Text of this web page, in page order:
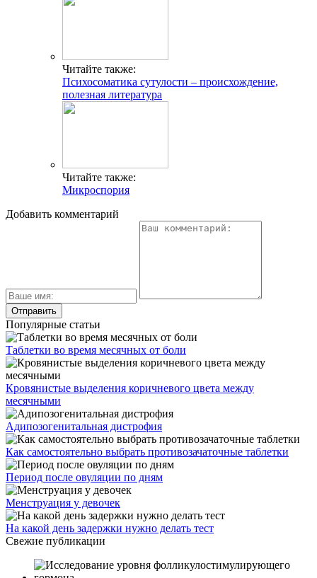
Читайте также:
Психосоматика сутулости – происхождение,
полезная литература
Читайте также:
Микроспория
Добавить комментарий
Популярные статьи
Таблетки во время месячных от боли
Кровянистые выделения коричневого цвета между
месячными
Адипозогенитальная дистрофия
Как самостоятельно выбрать противозачаточные таблетки
Период после овуляции по дням
Менструация у девочек
На какой день задержки нужно делать тест
Свежие публикации